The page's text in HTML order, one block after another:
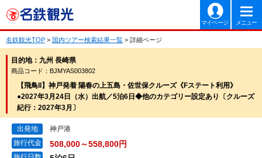
マイページ メニュー
名鉄観光TOP > 国内ツアー検索結果一覧 > 詳細ページ
目的地：九州 長崎県
商品コード：BJMYAS003802
【飛鳥II】神戸発着 陽春の上五島・佐世保クルーズ《Fステート利用》
●2027年3月24日（水）出航／5泊6日◆他のカテゴリー設定あり〔クルーズ
紀行：2027年3月〕
出発地
神戸港
旅行代金
508,000～558,800円